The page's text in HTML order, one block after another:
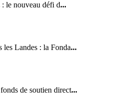
le nouveau défi d...
les Landes : la Fonda...
de soutien direct...